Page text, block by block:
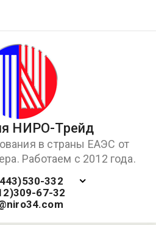
НИРО-Трейд
в страны ЕАЭС от
Работаем с 2012 года.
332
67-32